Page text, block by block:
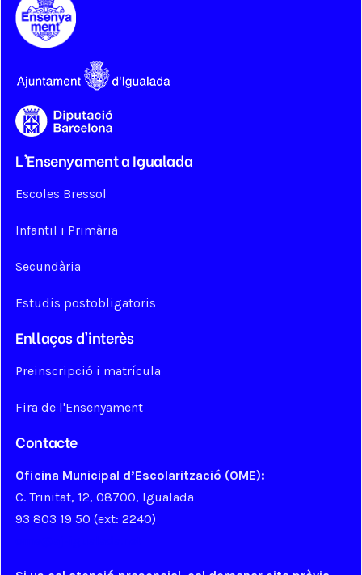
L'Ensenyament a Igualada
Escoles Bressol
Infantil i Primària
Secundària
Estudis postobligatoris
Enllaços d'interès
Preinscripció i matrícula
Fira de l'Ensenyament
Contacte
Oficina Municipal d’Escolarització (OME):
C. Trinitat, 12, 08700, Igualada
93 803 19 50 (ext: 2240)